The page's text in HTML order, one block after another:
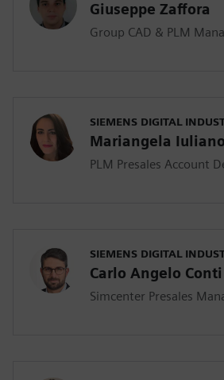
Giuseppe Zaffora
Group CAD & PLM
SIEMENS DIGITAL
Mariangela Iuliano
PLM Presales Account
SIEMENS DIGITAL
Carlo Angelo Conti
Simcenter Presales